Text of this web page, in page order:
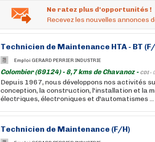
Ne ratez plus d'opportunités !
Recevez les nouvelles
Technicien de Maintenance HTA - BT
Emploi GERARD PERRIER INDUSTRIE
Colombier (69124) - 8,7 kms de Chavanoz - CDI -
Depuis 1967, nous développons nos activités
conception, la construction, l'installation et la
électriques, électroniques et d'automatismes ...
Technicien de Maintenance (F/H)